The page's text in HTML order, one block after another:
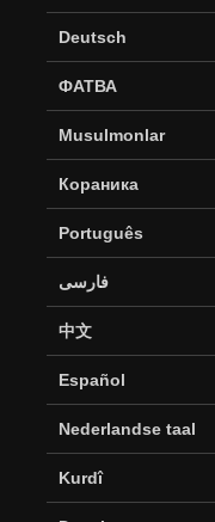
Deutsch
ФАТВА
Musulmonlar
Кораника
Português
فارسی
中文
Español
Nederlandse taal
Kurdî